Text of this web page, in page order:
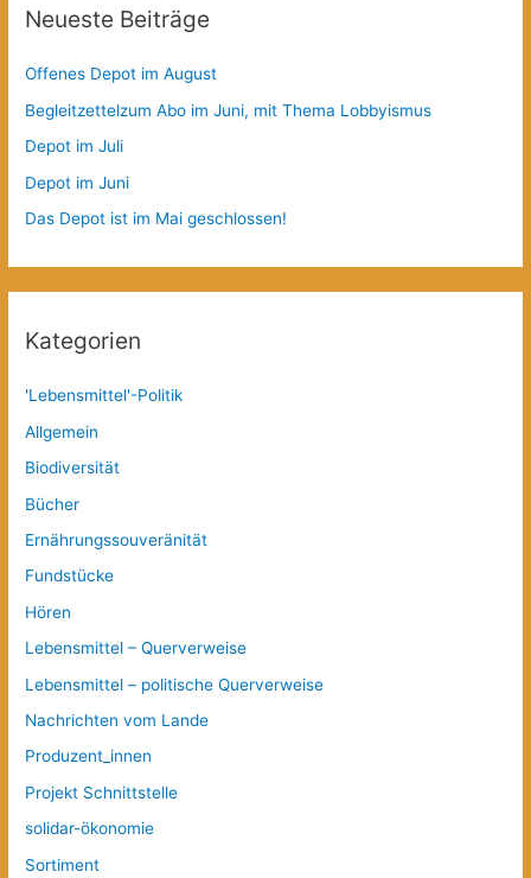
Neueste Beiträge
Offenes Depot im August
Begleitzettelzum Abo im Juni, mit Thema Lobbyismus
Depot im Juli
Depot im Juni
Das Depot ist im Mai geschlossen!
Kategorien
'Lebensmittel'-Politik
Allgemein
Biodiversität
Bücher
Ernährungssouveränität
Fundstücke
Hören
Lebensmittel – Querverweise
Lebensmittel – politische Querverweise
Nachrichten vom Lande
Produzent_innen
Projekt Schnittstelle
solidar-ökonomie
Sortiment